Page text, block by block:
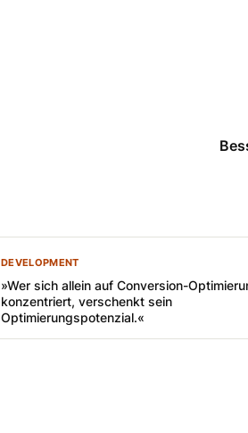
DEVELOPMENT
»Wer sich allein auf Conversion-
konzentriert, verschenkt sein
Optimierungspotenzial.«